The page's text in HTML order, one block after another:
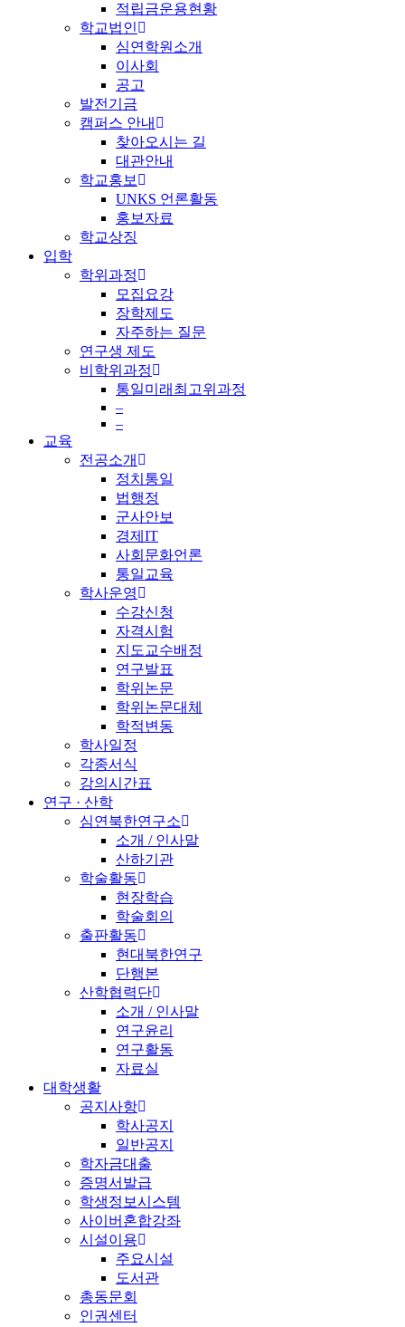
적립금운용현황
학교법인
심연학원소개
이사회
공고
발전기금
캠퍼스 안내
찾아오시는 길
대관안내
학교홍보
UNKS 언론활동
홍보자료
학교상징
입학
학위과정
모집요강
장학제도
자주하는 질문
연구생 제도
비학위과정
통일미래최고위과정
–
–
교육
전공소개
정치통일
법행정
군사안보
경제IT
사회문화언론
통일교육
학사운영
수강신청
자격시험
지도교수배정
연구발표
학위논문
학위논문대체
학적변동
학사일정
각종서식
강의시간표
연구 · 산학
심연북한연구소
소개 / 인사말
산하기관
학술활동
현장학습
학술회의
출판활동
현대북한연구
단행본
산학협력단
소개 / 인사말
연구윤리
연구활동
자료실
대학생활
공지사항
학사공지
일반공지
학자금대출
증명서발급
학생정보시스템
사이버혼합강좌
시설이용
주요시설
도서관
총동문회
인권센터